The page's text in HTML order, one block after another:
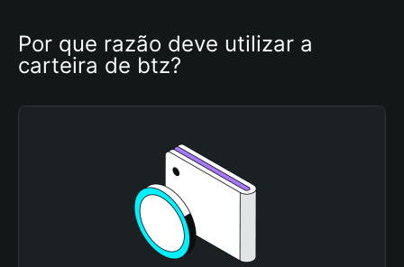
Por que razão deve utilizar a
carteira de btz?